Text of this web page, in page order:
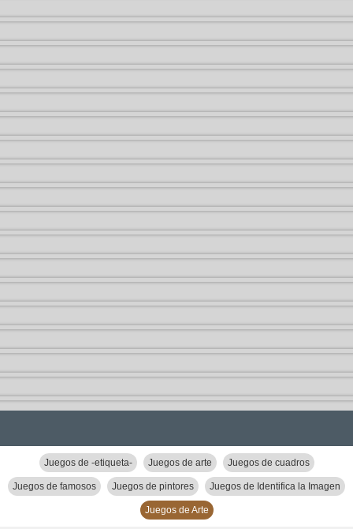
Juegos de -etiqueta- Juegos de arte Juegos de cuadros
Juegos de famosos Juegos de pintores Juegos de Identifica la Imagen
Juegos de Arte